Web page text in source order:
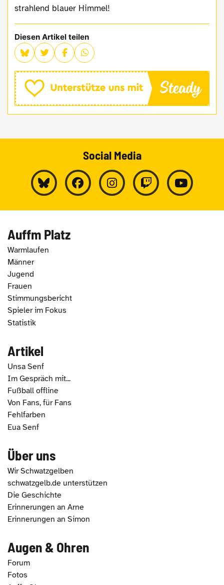
strahlend blauer Himmel!
Diesen Artikel teilen
Social Media
Auffm Platz
Warmlaufen
Männer
Jugend
Frauen
Stimmungsbericht
Spieler im Fokus
Statistik
Artikel
Unsa Senf
Im Gespräch mit...
Fußball offline
Von Fans, für Fans
Fehlfarben
Eua Senf
Über uns
Wir Schwatzgelben
schwatzgelb.de unterstützen
Die Geschichte
Erinnerungen an Arne
Erinnerungen an Simon
Augen & Ohren
Forum
Fotos